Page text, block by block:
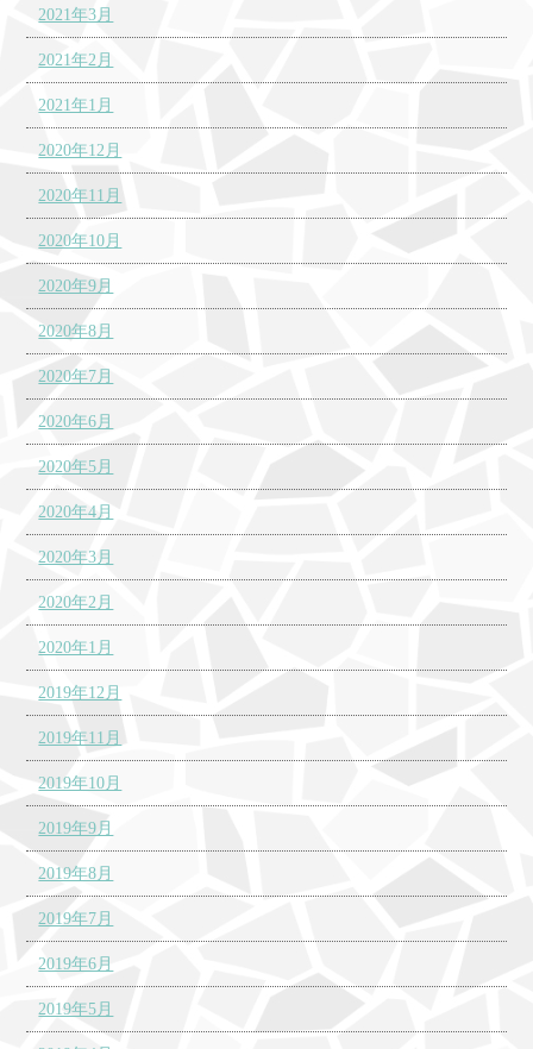
2021年3月
2021年2月
2021年1月
2020年12月
2020年11月
2020年10月
2020年9月
2020年8月
2020年7月
2020年6月
2020年5月
2020年4月
2020年3月
2020年2月
2020年1月
2019年12月
2019年11月
2019年10月
2019年9月
2019年8月
2019年7月
2019年6月
2019年5月